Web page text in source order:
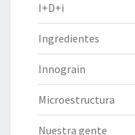
I+D+i
Ingredientes
Innograin
Microestructura
Nuestra gente